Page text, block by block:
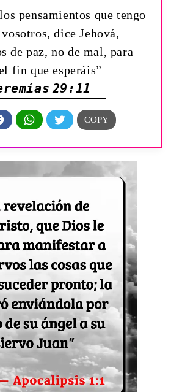
pensamientos que tengo
dice Jehová,
de paz, no de mal, para
fin que esperáis”
29:11